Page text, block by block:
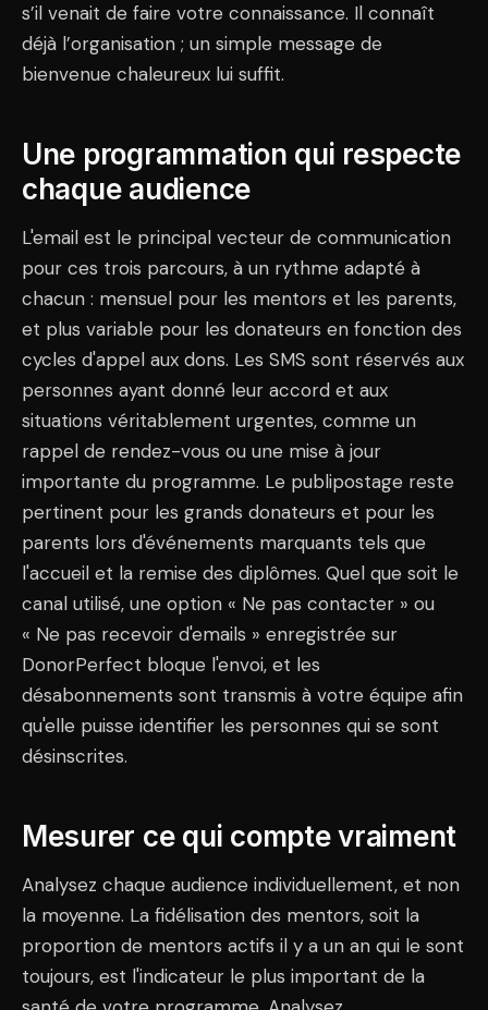
s’il venait de faire votre connaissance. Il connaît
déjà l’organisation ; un simple message de
bienvenue chaleureux lui suffit.
Une programmation qui respecte
chaque audience
L'email est le principal vecteur de communication
pour ces trois parcours, à un rythme adapté à
chacun : mensuel pour les mentors et les parents,
et plus variable pour les donateurs en fonction des
cycles d'appel aux dons. Les SMS sont réservés aux
personnes ayant donné leur accord et aux
situations véritablement urgentes, comme un
rappel de rendez-vous ou une mise à jour
importante du programme. Le publipostage reste
pertinent pour les grands donateurs et pour les
parents lors d'événements marquants tels que
l'accueil et la remise des diplômes. Quel que soit le
canal utilisé, une option « Ne pas contacter » ou
« Ne pas recevoir d'emails » enregistrée sur
DonorPerfect bloque l'envoi, et les
désabonnements sont transmis à votre équipe afin
qu'elle puisse identifier les personnes qui se sont
désinscrites.
Mesurer ce qui compte vraiment
Analysez chaque audience individuellement, et non
la moyenne. La fidélisation des mentors, soit la
proportion de mentors actifs il y a un an qui le sont
toujours, est l'indicateur le plus important de la